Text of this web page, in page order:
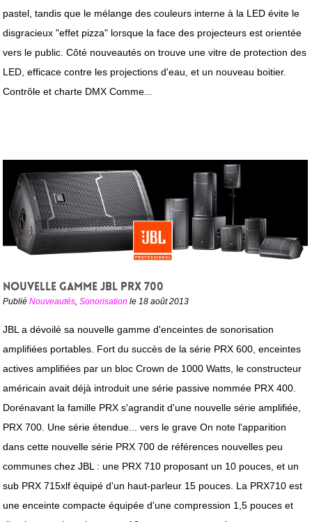
pastel, tandis que le mélange des couleurs interne à la LED évite le
disgracieux "effet pizza" lorsque la face des projecteurs est orientée
vers le public. Côté nouveautés on trouve une vitre de protection des
LED, efficace contre les projections d'eau, et un nouveau boitier.
Contrôle et charte DMX Comme...
Nouvelle gamme JBL PRX 700
Publié Nouveautés, Sonorisation le 18 août 2013
JBL a dévoilé sa nouvelle gamme d'enceintes de sonorisation
amplifiées portables. Fort du succès de la série PRX 600, enceintes
actives amplifiées par un bloc Crown de 1000 Watts, le constructeur
américain avait déjà introduit une série passive nommée PRX 400.
Dorénavant la famille PRX s'agrandit d'une nouvelle série amplifiée,
PRX 700. Une série étendue... vers le grave On note l'apparition
dans cette nouvelle série PRX 700 de références nouvelles peu
communes chez JBL : une PRX 710 proposant un 10 pouces, et un
sub PRX 715xlf équipé d'un haut-parleur 15 pouces. La PRX710 est
une enceinte compacte équipée d'une compression 1,5 pouces et